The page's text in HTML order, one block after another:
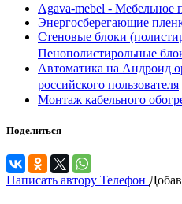
Agava-mebel - Мебельное
Энергосберегающие
Стеновые блоки
Пенополистирольные
Автоматика на Андроид
российского пользователя
Монтаж кабельного
Поделиться
Написать автору Телефон